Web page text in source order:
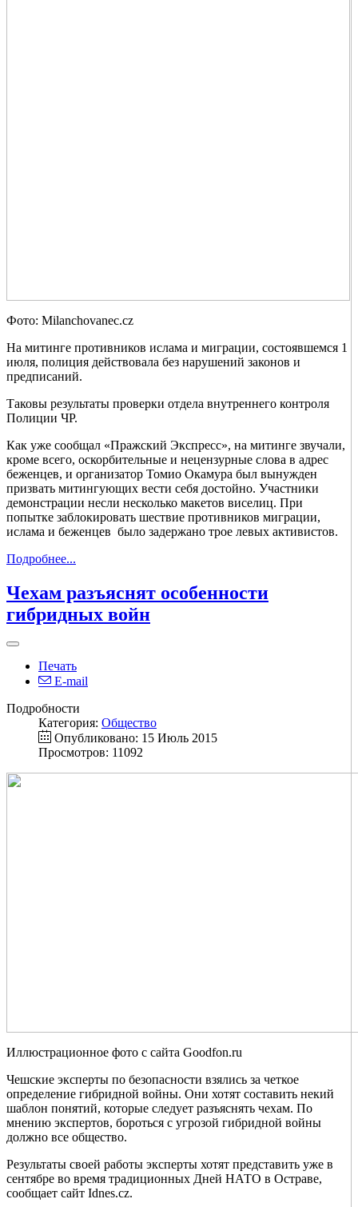
Фото: Milanchovanec.cz
На митинге противников ислама и миграции, состоявшемся 1
июля, полиция действовала без нарушений законов и
предписаний.
Таковы результаты проверки отдела внутреннего контроля
Полиции ЧР.
Как уже сообщал «Пражский Экспресс», на митинге звучали,
кроме всего, оскорбительные и нецензурные слова в адрес
беженцев, и организатор Томио Окамура был вынужден
призвать митингующих вести себя достойно. Участники
демонстрации несли несколько макетов виселиц. При
попытке заблокировать шествие противников миграции,
ислама и беженцев было задержано трое левых активистов.
Подробнее...
Чехам разъяснят особенности
гибридных войн
Печать
E-mail
Подробности
Категория: Общество
Опубликовано: 15 Июль 2015
Просмотров: 11092
Иллюстрационное фото с сайта Goodfon.ru
Чешские эксперты по безопасности взялись за четкое
определение гибридной войны. Они хотят составить некий
шаблон понятий, которые следует разъяснять чехам. По
мнению экспертов, бороться с угрозой гибридной войны
должно все общество.
Результаты своей работы эксперты хотят представить уже в
сентябре во время традиционных Дней НАТО в Остраве,
сообщает сайт Idnes.cz.